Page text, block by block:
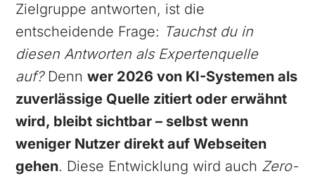
Zielgruppe antworten, ist die
entscheidende Frage: Tauchst du in
diesen Antworten als Expertenquelle
auf?Dennwer 2026 von KI-Systemen als
zuverlässige Quelle zitiert oder erwähnt
wird, bleibt sichtbar – selbst wenn
weniger Nutzer direkt auf Webseiten
gehen. Diese Entwicklung wird auch Zero-